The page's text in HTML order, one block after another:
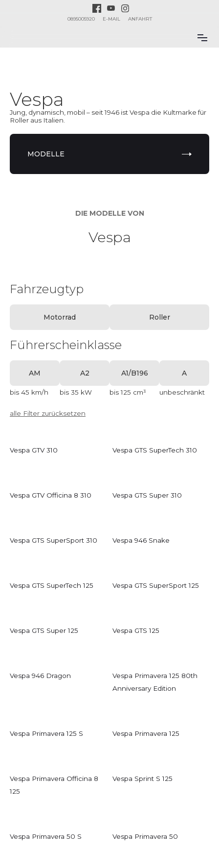
0895005920 E-MAIL ANFAHRT
Vespa
Jung, dynamisch, mobil – seit 1946 ist Vespa die Kultmarke für
Roller aus Italien.
MODELLE
DIE MODELLE VON
Vespa
Fahrzeugtyp
Motorrad Roller
Führerscheinklasse
AM
bis 45 km/h
A2
bis 35 kW
A1/B196
bis 125 cm³
A
unbeschränkt
alle Filter zurücksetzen
Vespa GTV 310 Vespa GTS SuperTech 310
Vespa GTV Officina 8 310 Vespa GTS Super 310
Vespa GTS SuperSport 310 Vespa 946 Snake
Vespa GTS SuperTech 125 Vespa GTS SuperSport 125
Vespa GTS Super 125 Vespa GTS 125
Vespa 946 Dragon
Vespa Primavera 125 80th
Anniversary Edition
Vespa Primavera 125 S Vespa Primavera 125
Vespa Primavera Officina 8
125
Vespa Sprint S 125
Vespa Primavera 50 S Vespa Primavera 50